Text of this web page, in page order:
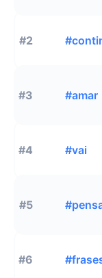
#2
#3 #amar
#4 #vai
#5
#6